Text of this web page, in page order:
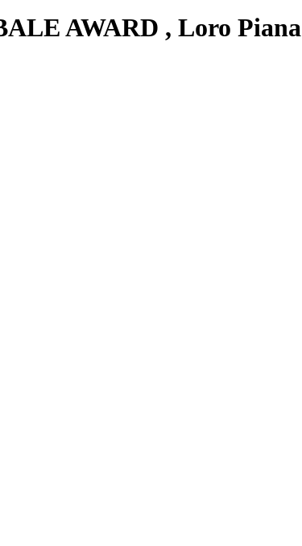
AWARD , Loro Piana